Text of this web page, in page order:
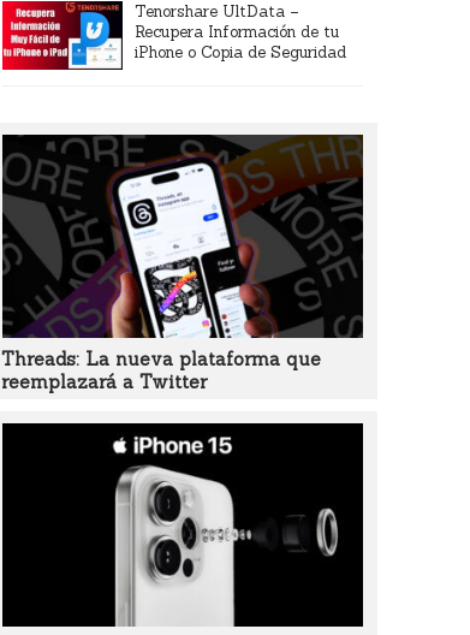
Tenorshare UltData –
Recupera Información de tu
iPhone o Copia de Seguridad
Threads: La nueva plataforma que
reemplazará a Twitter